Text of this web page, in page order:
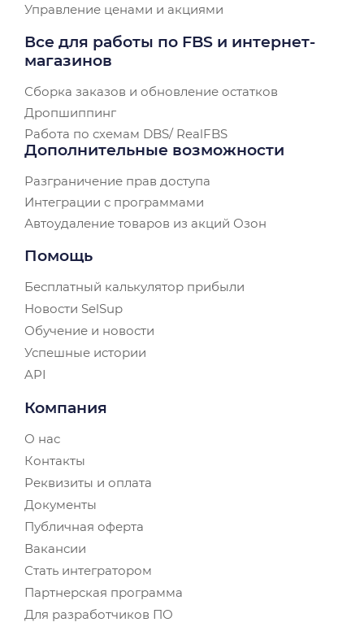
Управление ценами и акциями
Все для работы по FBS и интернет-
магазинов
Сборка заказов и обновление остатков
Дропшиппинг
Работа по схемам DBS/ RealFBS
Дополнительные возможности
Разграничение прав доступа
Интеграции с программами
Автоудаление товаров из акций Озон
Помощь
Бесплатный калькулятор прибыли
Новости SelSup
Обучение и новости
Успешные истории
API
Компания
О нас
Контакты
Реквизиты и оплата
Документы
Публичная оферта
Вакансии
Стать интегратором
Партнерская программа
Для разработчиков ПО